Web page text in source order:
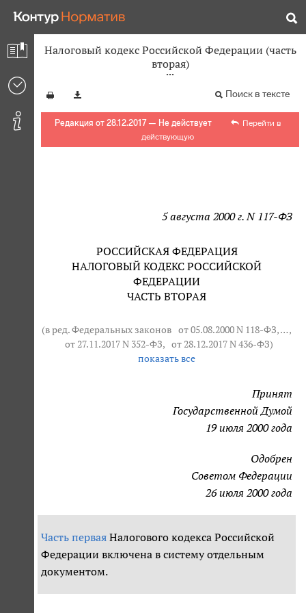
Налоговый кодекс Российской Федерации (часть
вторая)
Поиск в тексте
Редакция от 28.12.2017 — Не действует
Перейти в
действующую
5 августа 2000 г. N 117-ФЗ
РОССИЙСКАЯ ФЕДЕРАЦИЯ
НАЛОГОВЫЙ КОДЕКС РОССИЙСКОЙ
ФЕДЕРАЦИИ
ЧАСТЬ ВТОРАЯ
(в ред. Федеральных законов от 05.08.2000 N 118-ФЗ, … ,
от 27.11.2017 N 352-ФЗ, от 28.12.2017 N 436-ФЗ)
показать все
Принят
Государственной Думой
19 июля 2000 года
Одобрен
Советом Федерации
26 июля 2000 года
Часть первая Налогового кодекса Российской
Федерации включена в систему отдельным
документом.